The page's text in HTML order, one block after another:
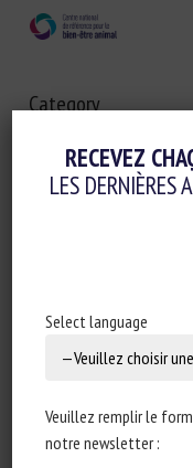
contentCategory
RECEVEZ
LES DERNIÈRES
Select language
Veuillez remplir le
notre newsletter :